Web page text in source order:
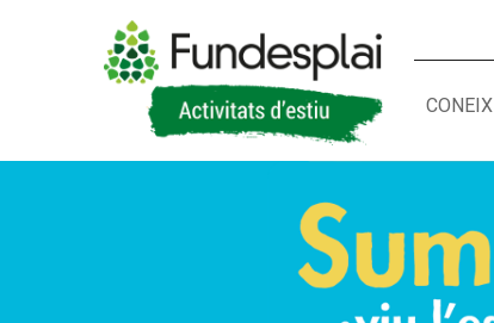
CONEIX
ACTIVITATS D'ESTIU
CASES DE COLÒNIES